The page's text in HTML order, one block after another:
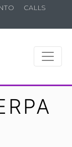
CALLS